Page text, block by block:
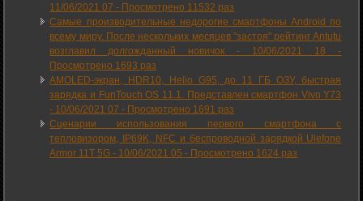
11/06/2021 07 - Просмотрено 11532 раз
Самые производительные недорогие смартфоны Android по
всему миру. После нескольких месяцев "застоя" рейтинг Antutu
возглавил долгожданный новичок - 10/06/2021 18
-
Просмотрено 1693 раз
AMOLED-экран, HDR10, Helio G95, до 11 ГБ ОЗУ, быстрая
зарядка и FunTouch OS 11.1. Представлен смартфон Vivo Y73
- 10/06/2021 07 - Просмотрено 1691 раз
Сценарии использования первого смартфона с
тепловизором, IP69K, NFC и беспроводной зарядкой Ulefone
Armor 11T 5G - 10/06/2021 05 - Просмотрено 1624 раз